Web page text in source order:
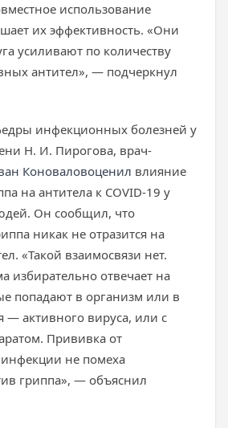
использование
их эффективность. «Они
усиливают по количеству
антител», — подчеркнул
инфекционных болезней у
Н. И. Пирогова, врач-
Коноваловоценил влияние
на антитела к COVID-19 у
Он сообщил, что
никак не отразится на
«Такой взаимосвязи нет.
избирательно отвечает на
попадают в организм или в
— активного вируса, или с
Прививка от
не помеха
гриппа», — объяснил